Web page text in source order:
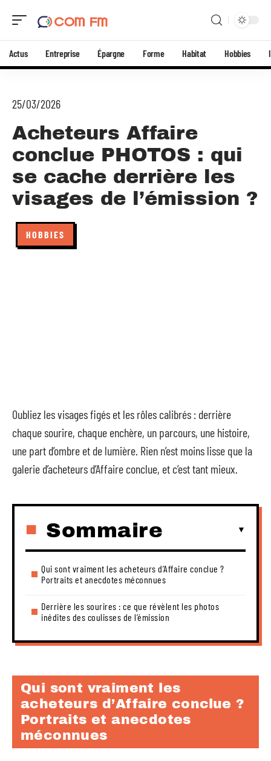
Actus Entreprise Épargne Forme Habitat Hobbies
25/03/2026
Acheteurs Affaire
conclue PHOTOS : qui
se cache derrière les
visages de l’émission ?
HOBBIES
Oubliez les visages figés et les rôles calibrés : derrière
chaque sourire, chaque enchère, un parcours, une histoire,
une part d’ombre et de lumière. Rien n’est moins lisse que la
galerie d’acheteurs d’Affaire conclue, et c’est tant mieux.
Sommaire
Qui sont vraiment les acheteurs d’Affaire conclue ?
Portraits et anecdotes méconnues
Derrière les sourires : ce que révèlent les photos
inédites des coulisses de l’émission
Qui sont vraiment les
acheteurs d’Affaire conclue ?
Portraits et anecdotes
méconnues